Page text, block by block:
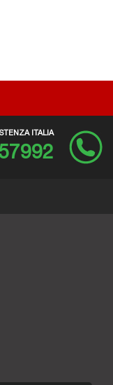
ITALIA